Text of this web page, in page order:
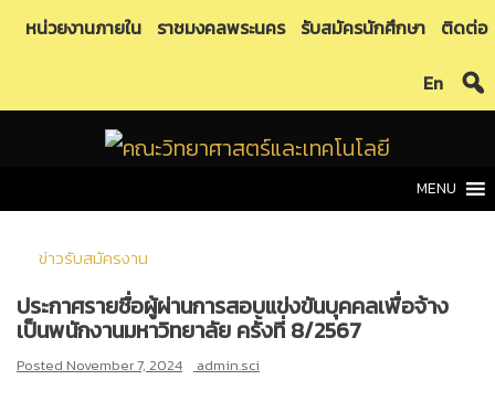
Skipหน่วยงานภายใน ราชมงคลพระนคร รับสมัครนักศึกษา ติดต่อ
En
MENU
ข่าวรับสมัครงาน
ประกาศรายชื่อผู้ผ่านการสอบแข่งขันบุคคลเพื่อจ้าง
เป็นพนักงานมหาวิทยาลัย ครั้งที่ 8/2567
Posted November 7, 2024 admin.sci